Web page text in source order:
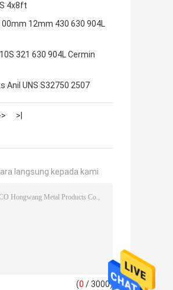
4x8ft
12mm 430 630 904L
321 630 904L Cermin
Anil UNS S32750 2507
>|
langsung kepada kami
(0 / 3000)